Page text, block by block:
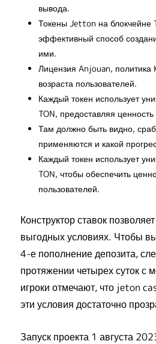
вывода.
Токены Jetton на блокчейне
эффективный способ
ими.
Лицензия Anjouan, политика
возраста пользователей.
Каждый токен использует
TON, предоставляя
Там должно быть видно,
применяются и какой
Каждый токен использует
TON, чтобы обеспечить
пользователей.
Конструктор ставок
выгодных условиях. Чтобы
4-е пополнение депозита,
протяжении четырех суток с
игроки отмечают, что jeton
эти условия достаточно
Запуск проекта 1 августа